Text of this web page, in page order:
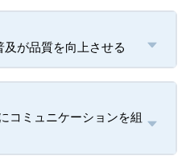
が品質を向上させる
コミュニケーションを組